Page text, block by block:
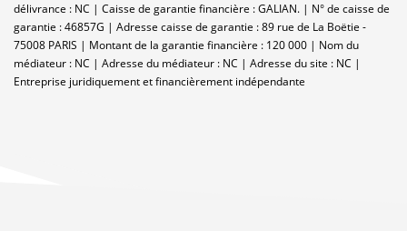
délivrance : NC | Caisse de garantie financière : GALIAN. | N° de caisse de
garantie : 46857G | Adresse caisse de garantie : 89 rue de La Boëtie -
75008 PARIS | Montant de la garantie financière : 120 000 | Nom du
médiateur : NC | Adresse du médiateur : NC | Adresse du site : NC |
Entreprise juridiquement et financièrement indépendante